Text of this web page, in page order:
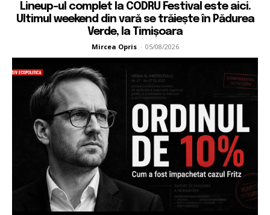
Lineup-ul complet la CODRU Festival este aici.
Ultimul weekend din vară se trăiește în Pădurea
Verde, la Timișoara
Mircea Opris - 05/08/2026